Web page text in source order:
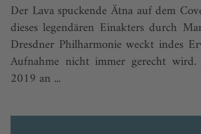
Der Lava spuckende Ätna auf dem
dieses legendären Einakters durch
Dresdner Philharmonie weckt indes
Aufnahme nicht immer gerecht wird.
2019 an ...